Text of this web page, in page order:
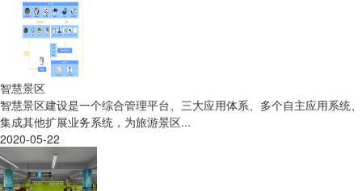
智慧景区
智慧景区建设是一个综合管理平台、三大应用体系、多个自主应用系统、
集成其他扩展业务系统，为旅游景区...
2020-05-22